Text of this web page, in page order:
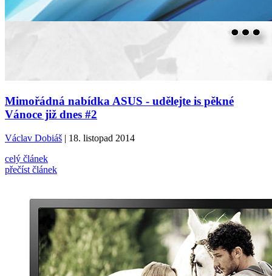
Mimořádná nabídka ASUS - udělejte is pěkné
Vánoce již dnes #2
Václav Dobiáš | 18. listopad 2014
celý článek
přečíst článek